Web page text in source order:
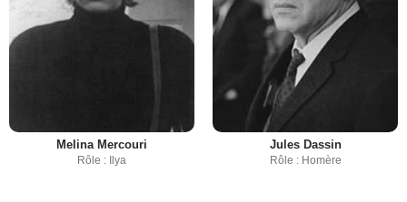
Melina Mercouri
Rôle : Ilya
Jules Dassin
Rôle : Homère